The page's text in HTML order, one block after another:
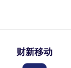
财新移动